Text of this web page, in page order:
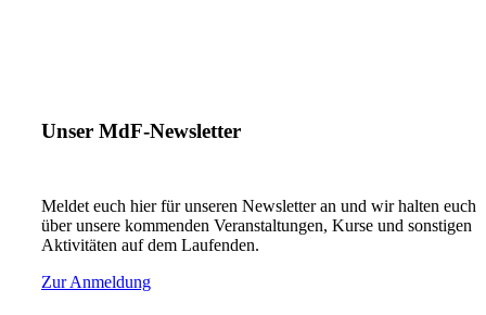
Unser MdF-Newsletter
Meldet euch hier für unseren Newsletter an und wir halten euch
über unsere kommenden Veranstaltungen, Kurse und sonstigen
Aktivitäten auf dem Laufenden.
Zur Anmeldung